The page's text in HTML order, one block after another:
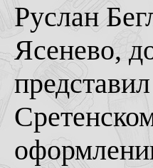
Руслан
Ясенево,